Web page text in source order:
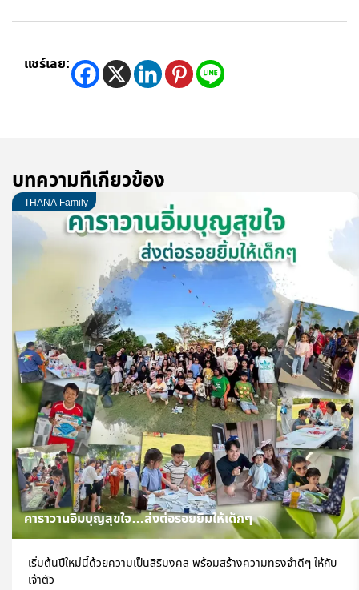
แชร์เลย:
บทความที่เกี่ยวข้อง
THANA Family
คาราวานอิ่มบุญสุขใจ…ส่งต่อรอยยิ้มให้เด็กๆ
เริ่มต้นปีใหม่นี้ด้วยความเป็นสิริมงคล พร้อมสร้างความทรงจำดีๆ ให้กับ
เจ้าตัว